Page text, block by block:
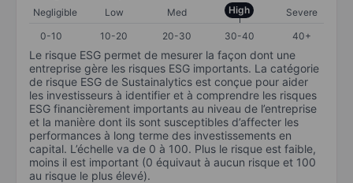
Negligible Low Med High
Severe
0-10
10-20 20-30 30-40 40+
Le risque ESG permet de mesurer la façon dont une
entreprise gère les risques ESG importants. La catégorie
de risque ESG de Sustainalytics est conçue pour aider
les investisseurs à identifier et à comprendre les risques
ESG financièrement importants au niveau de l’entreprise
et la manière dont ils sont susceptibles d’affecter les
performances à long terme des investissements en
capital. L’échelle va de 0 à 100. Plus le risque est faible,
moins il est important (0 équivaut à aucun risque et 100
au risque le plus élevé).